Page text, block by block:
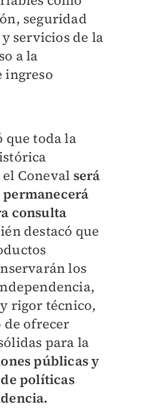
seguridad
servicios de la
a la
ingreso
que toda la
Coneval será
consulta
destacó que
los
rigor técnico,
de ofrecer
para la
públicas y
políticas